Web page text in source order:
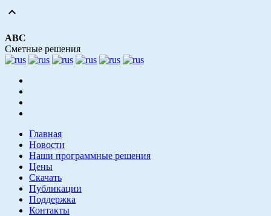
expand_less
АВС
Сметные решения
Главная
Новости
Наши программные решения
Цены
Скачать
Публикации
Поддержка
Контакты